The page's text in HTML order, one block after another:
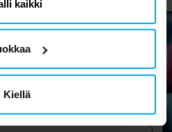
kaikki
Kiellä
hauskoihin vinkkeihin,
ja tarjouksiin.